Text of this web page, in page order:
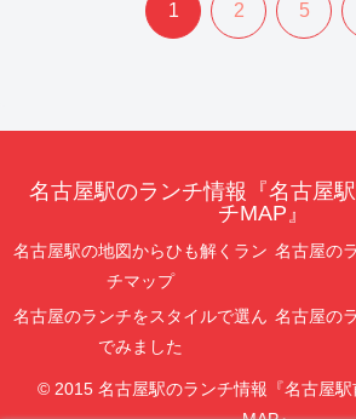
1 2 5
名古屋駅のランチ情報『名古屋
チMAP』
名古屋駅の地図からひも解くラン
チマップ
名古屋の
名古屋のランチをスタイルで選ん
でみました
名古屋の
© 2015 名古屋駅のランチ情報『名古屋